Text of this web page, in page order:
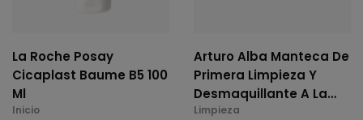
La Roche Posay
Cicaplast Baume B5 100
Ml
Inicio
Arturo Alba Manteca De
Primera Limpieza Y
Desmaquillante A La
Resina De Pimentón
Limpieza